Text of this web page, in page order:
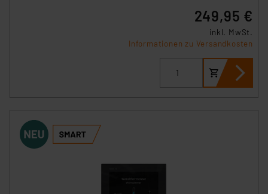
249,95 €
inkl. MwSt.
Informationen zu Versandkosten